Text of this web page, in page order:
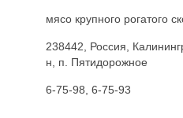
мясо крупного рогатого
238442, Россия,
н, п. Пятидорожное
6-75-98, 6-75-93